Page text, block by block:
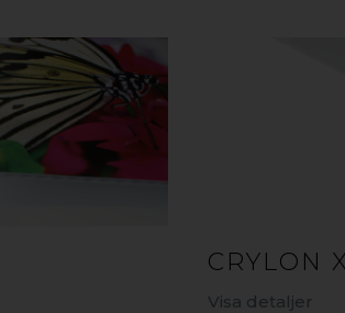
CRYLON
Visa detaljer